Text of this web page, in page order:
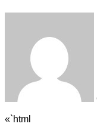
«`html